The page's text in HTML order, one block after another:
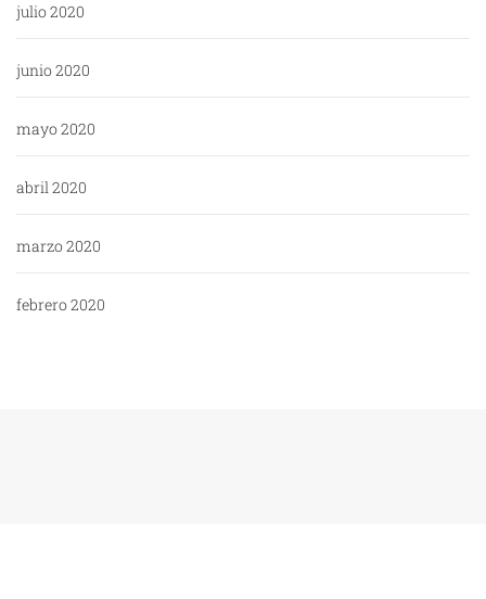
julio 2020
junio 2020
mayo 2020
abril 2020
marzo 2020
febrero 2020